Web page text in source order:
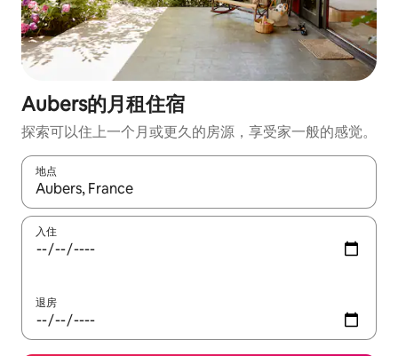
Aubers的月租住宿
探索可以住上一个月或更久的房源，享受家一般的感觉。
地点
如有搜索结果，请使用上下方向键查看，或通过点击或滑动手势
入住
退房